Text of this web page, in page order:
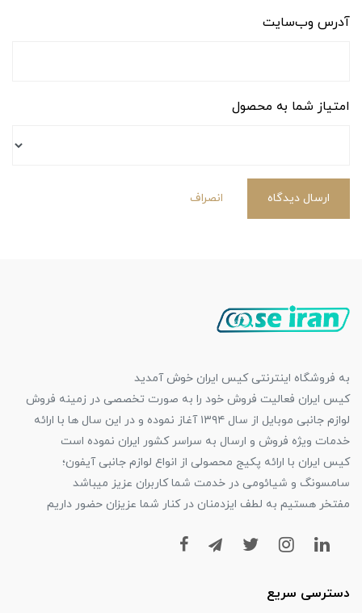
آدرس وب‌سایت
امتیاز شما به محصول
ارسال دیدگاه انصراف
به فروشگاه اینترنتی کیس ایران خوش آمدید
کیس ایران فعالیت فروش خود را به صورت تخصصی در زمینه فروش
لوازم جانبی موبایل از سال ۱۳۹۴ آغاز نموده و در این سال ها با ارائه
خدمات ویژه فروش و ارسال به سراسر کشور ایران نموده است
کیس ایران با ارائه پکیج محصولی از انواع لوازم جانبی آیفون؛
سامسونگ و شیائومی در خدمت شما کاربران عزیز میباشد
مفتخر هستیم به لطف ایزدمنان در کنار شما عزیزان حضور داریم
دسترسی سریع